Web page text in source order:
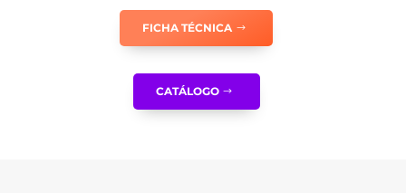
FICHA TÉCNICA
CATÁLOGO